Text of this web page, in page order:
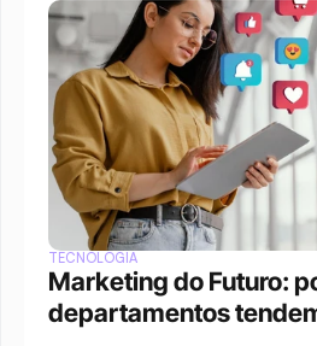
TECNOLOGIA
Marketing do Futuro:
departamentos